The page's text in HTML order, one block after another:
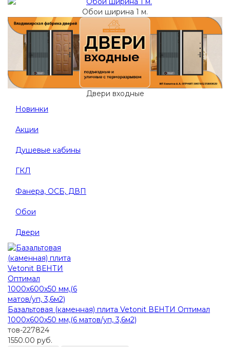
Обои ширина 1 м.
Двери входные
Новинки
Акции
Душевые кабины
ГКЛ
Фанера, ОСБ, ДВП
Обои
Двери
Базальтовая (каменная) плита Vetonit ВЕНТИ Оптимал
1000х600х50 мм,(6 матов/уп, 3,6м2)
тов-227824
1550.00 руб.